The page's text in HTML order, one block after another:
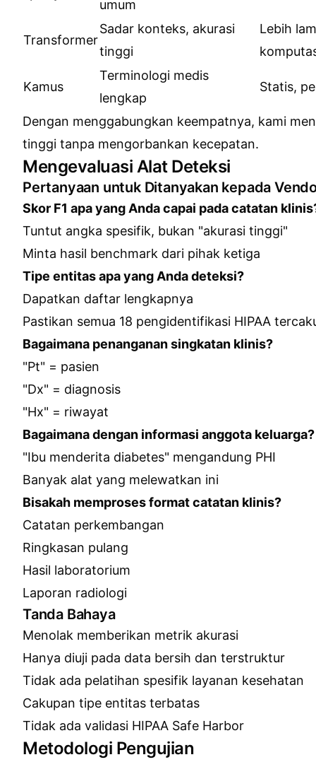
umum
Transformer
Sadar konteks, akurasi
tinggi
Lebih
Kamus
Terminologi medis
lengkap
Statis,
Dengan menggabungkan keempatnya, kami
tinggi tanpa mengorbankan kecepatan.
Mengevaluasi Alat Deteksi
Pertanyaan untuk Ditanyakan kepada
Skor F1 apa yang Anda capai pada catatan
Tuntut angka spesifik, bukan "akurasi tinggi"
Minta hasil benchmark dari pihak ketiga
Tipe entitas apa yang Anda deteksi?
Dapatkan daftar lengkapnya
Pastikan semua 18 pengidentifikasi HIPAA
Bagaimana penanganan singkatan klinis?
"Pt" = pasien
"Dx" = diagnosis
"Hx" = riwayat
Bagaimana dengan informasi anggota keluarga?
"Ibu menderita diabetes" mengandung PHI
Banyak alat yang melewatkan ini
Bisakah memproses format catatan klinis?
Catatan perkembangan
Ringkasan pulang
Hasil laboratorium
Laporan radiologi
Tanda Bahaya
Menolak memberikan metrik akurasi
Hanya diuji pada data bersih dan terstruktur
Tidak ada pelatihan spesifik layanan kesehatan
Cakupan tipe entitas terbatas
Tidak ada validasi HIPAA Safe Harbor
Metodologi Pengujian